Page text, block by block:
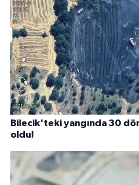
Bilecik'teki yangında 30
oldu!